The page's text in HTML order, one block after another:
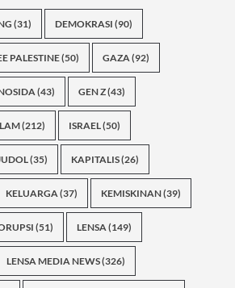
(31) DEMOKRASI (90)
PALESTINE(50) GAZA(92)
(43) GEN Z(43)
(212) ISRAEL(50)
(35) KAPITALIS(26)
KELUARGA(37) KEMISKINAN(39)
(51) LENSA(149)
LENSA MEDIA NEWS(326)